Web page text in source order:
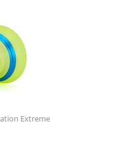
Extreme